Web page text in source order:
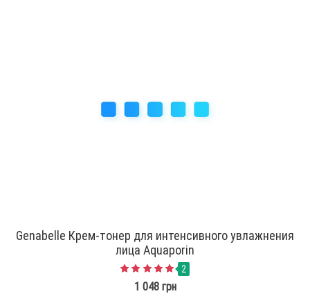
Genabelle Крем-тонер для интенсивного увлажнения
лица Aquaporin
2
1 048 грн